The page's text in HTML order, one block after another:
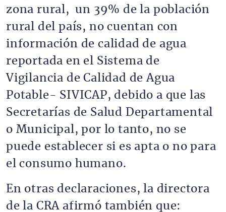
zona rural, un 39% de la población
rural del país, no cuentan con
información de calidad de agua
reportada en el Sistema de
Vigilancia de Calidad de Agua
Potable- SIVICAP, debido a que las
Secretarías de Salud Departamental
o Municipal, por lo tanto, no se
puede establecer si es apta o no para
el consumo humano.
En otras declaraciones, la directora
de la CRA afirmó también que: